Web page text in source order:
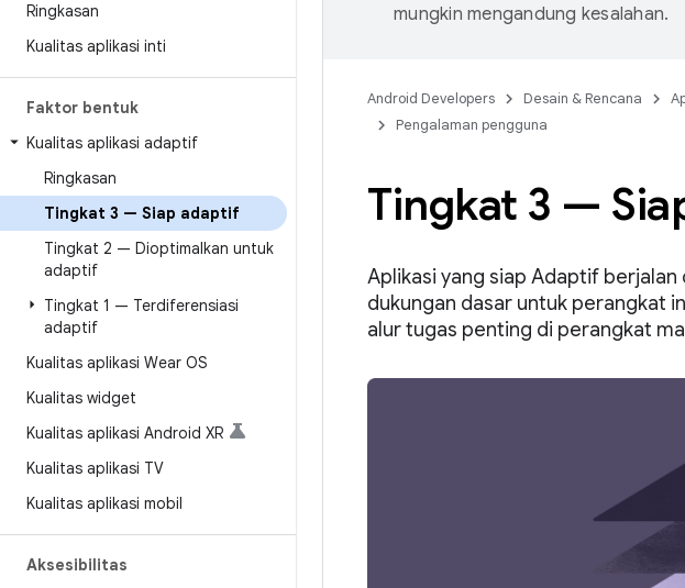
Ringkasan
Kualitas aplikasi inti
Faktor bentuk
Kualitas aplikasi adaptif
Ringkasan
Tingkat 3 — Siap adaptif
Tingkat 2 — Dioptimalkan untuk
adaptif
Tingkat 1 — Terdiferensiasi
adaptif
Kualitas aplikasi Wear OS
Kualitas widget
Kualitas aplikasi Android XR
Kualitas aplikasi TV
Kualitas aplikasi mobil
Aksesibilitas
mungkin mengandung kesalahan.
Android Developers Desain & Rencana
Pengalaman pengguna
Tingkat 3 —
Aplikasi yang siap Adaptif
dukungan dasar untuk perangkat
alur tugas penting di perangkat